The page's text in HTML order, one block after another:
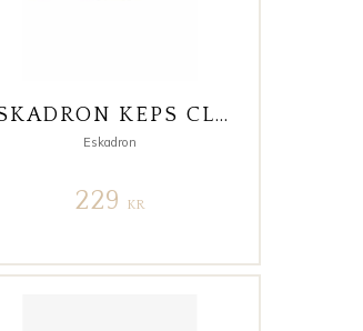
ESKADRON KEPS CLASSIC SPORTS SVART
Eskadron
229 KR